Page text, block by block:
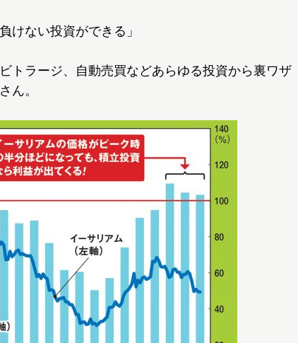
けない投資ができる」
トラージ、自動売買などあらゆる投資から裏ワザ
ん。